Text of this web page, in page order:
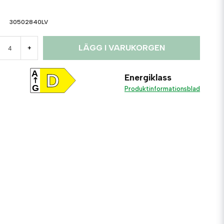
30502840LV
+ LÄGG I VARUKORGEN
D
A
G
Energiklass
Produktinformationsblad